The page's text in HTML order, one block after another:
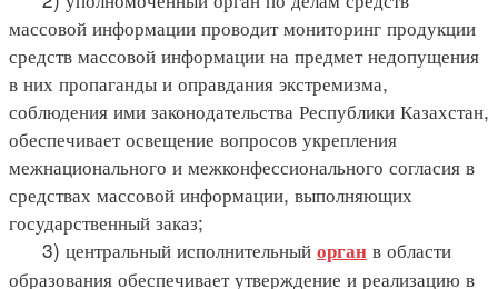
массовой информации проводит мониторинг продукции
средств массовой информации на предмет недопущения
в них пропаганды и оправдания экстремизма,
соблюдения ими законодательства Республики Казахстан,
обеспечивает освещение вопросов укрепления
межнационального и межконфессионального согласия в
средствах массовой информации, выполняющих
государственный заказ;
3) центральный исполнительный орган в области
образования обеспечивает утверждение и реализацию в